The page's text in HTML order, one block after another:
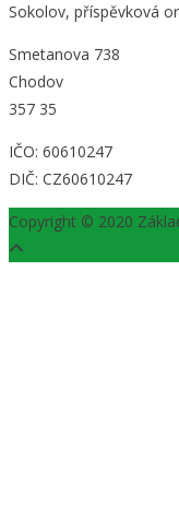
Sokolov, příspěvková
Smetanova 738
Chodov
357 35
IČO: 60610247
DIČ: CZ60610247
Copyright © 2020